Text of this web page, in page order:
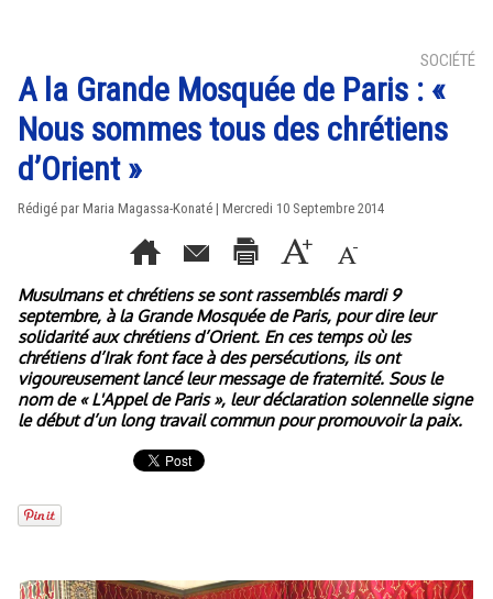
SOCIÉTÉ
A la Grande Mosquée de Paris : «
Nous sommes tous des chrétiens
d’Orient »
Rédigé par Maria Magassa-Konaté | Mercredi 10 Septembre 2014
Musulmans et chrétiens se sont rassemblés mardi 9
septembre, à la Grande Mosquée de Paris, pour dire leur
solidarité aux chrétiens d’Orient. En ces temps où les
chrétiens d’Irak font face à des persécutions, ils ont
vigoureusement lancé leur message de fraternité. Sous le
nom de « L'Appel de Paris », leur déclaration solennelle signe
le début d’un long travail commun pour promouvoir la paix.